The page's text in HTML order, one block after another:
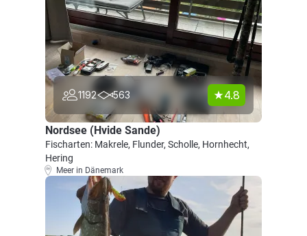
1192 563 4.8
Nordsee (Hvide Sande)
Fischarten: Makrele, Flunder, Scholle, Hornhecht,
Hering
Meer in Dänemark